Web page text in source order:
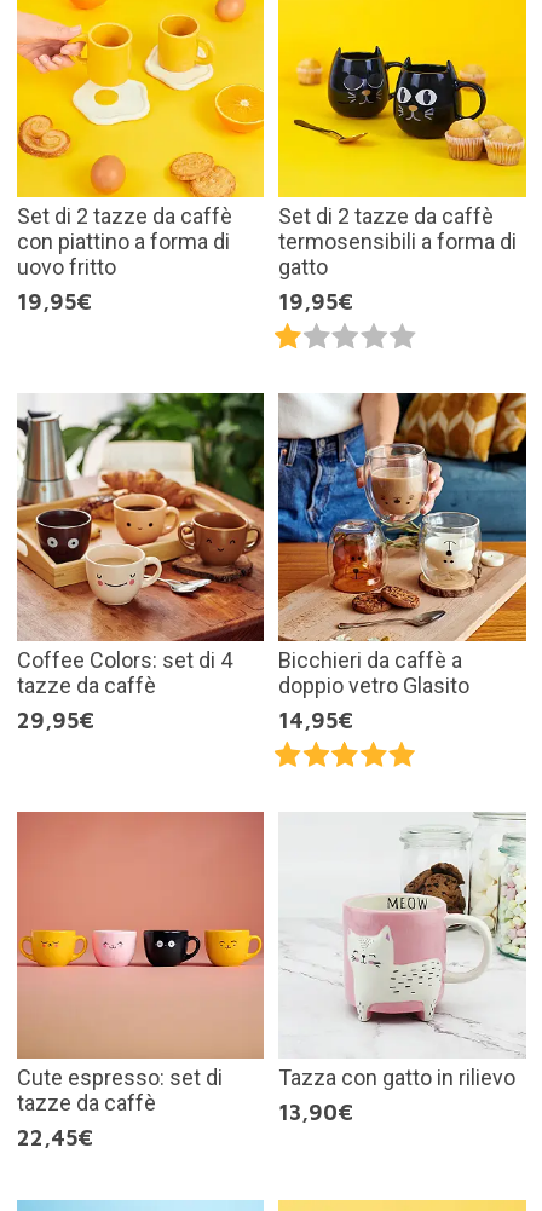
Set di 2 tazze da caffè
con piattino a forma di
uovo fritto
19,95€
Set di 2 tazze da caffè
termosensibili a forma di
gatto
19,95€
Coffee Colors: set di 4
tazze da caffè
29,95€
Bicchieri da caffè a
doppio vetro Glasito
14,95€
Cute espresso: set di
tazze da caffè
22,45€
Tazza con gatto in rilievo
13,90€